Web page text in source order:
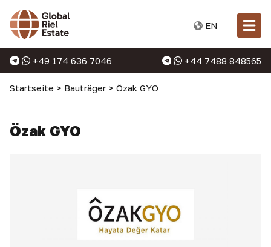
EN
+49 174 636 7046 +44 7488 848565
Startseite > Bauträger > Özak GYO
Özak GYO